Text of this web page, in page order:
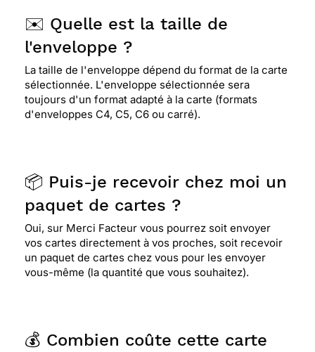
✉️ Quelle est la taille de
l'enveloppe ?
La taille de l'enveloppe dépend du format de la carte
sélectionnée. L'enveloppe sélectionnée sera
toujours d'un format adapté à la carte (formats
d'enveloppes C4, C5, C6 ou carré).
📦 Puis-je recevoir chez moi un
paquet de cartes ?
Oui, sur Merci Facteur vous pourrez soit envoyer
vos cartes directement à vos proches, soit recevoir
un paquet de cartes chez vous pour les envoyer
vous-même (la quantité que vous souhaitez).
💰 Combien coûte cette carte